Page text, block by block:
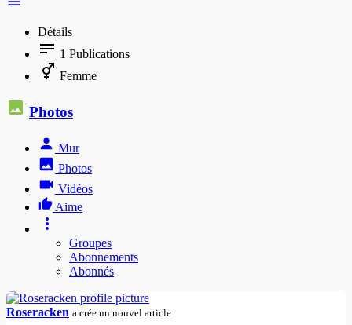
Détails
1 Publications
Femme
Photos
Mur
Photos
Vidéos
Aime
Groupes
Abonnements
Abonnés
Roseracken a crée un nouvel article